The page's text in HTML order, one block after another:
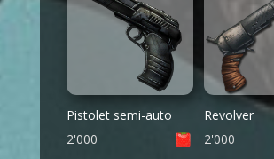
Pistolet semi-auto
2'000
Revolver
2'000